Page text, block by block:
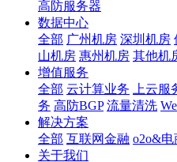
高防服务器
数据中心
全部 广州机房 深圳机房
山机房 惠州机房 其他机
增值服务
全部 云计算业务 上云服
务 高防BGP 流量清洗
解决方案
全部 互联网金融 o2o&电
关于我们